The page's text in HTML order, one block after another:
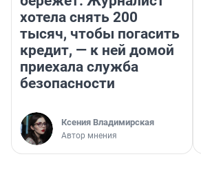
хотела снять 200
тысяч, чтобы погасить
кредит, — к ней домой
приехала служба
безопасности
Ксения Владимирская
Автор мнения